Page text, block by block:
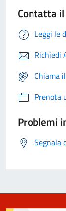
Contatta
Leggi le
Richiedi
Chiama
Prenota
Problemi
Segnala